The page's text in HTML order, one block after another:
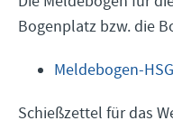
Bogenplatz bzw. die
Meldebogen-
Schießzettel für das